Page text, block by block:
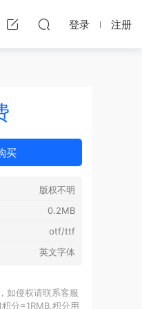
登录 注册
买
版权不明
0.2MB
otf/ttf
英文字体
如侵权请联系客服
分=1RMB,积分用